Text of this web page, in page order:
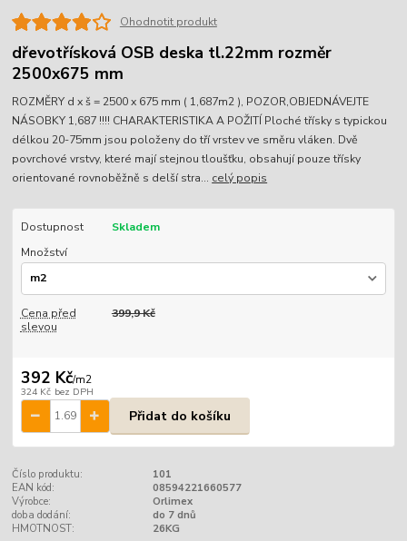
Ohodnotit produkt
dřevotřísková OSB deska tl.22mm rozměr
2500x675 mm
ROZMĚRY d x š = 2500 x 675 mm ( 1,687m2 ), POZOR,OBJEDNÁVEJTE
NÁSOBKY 1,687 !!!! CHARAKTERISTIKA A POŽITÍ Ploché třísky s typickou
délkou 20-75mm jsou položeny do tří vrstev ve směru vláken. Dvě
povrchové vrstvy, které mají stejnou tloušťku, obsahují pouze třísky
orientované rovnoběžně s delší stra... celý popis
Dostupnost
Skladem
Množství
Cena před
slevou
399,9 Kč
392 Kč/m2
324 Kč bez DPH
Přidat do košíku
Číslo produktu:
101
EAN kód:
08594221660577
Výrobce:
Orlimex
doba dodání:
do 7 dnů
HMOTNOST:
26KG